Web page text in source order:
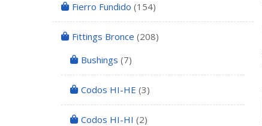
Fierro Fundido (154)
Fittings Bronce (208)
Bushings (7)
Codos HI-HE (3)
Codos HI-HI (2)